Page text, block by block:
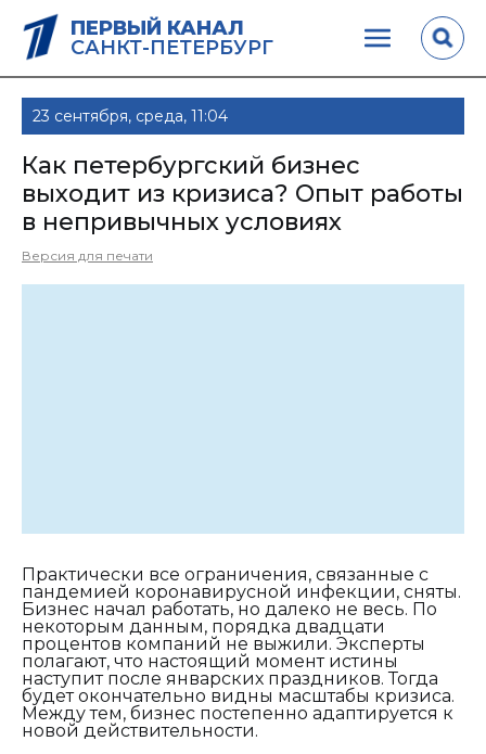
ПЕРВЫЙ КАНАЛ
САНКТ-ПЕТЕРБУРГ
23 сентября, среда, 11:04
Как петербургский бизнес
выходит из кризиса? Опыт работы
в непривычных условиях
Версия для печати
Практически все ограничения, связанные с
пандемией коронавирусной инфекции, сняты.
Бизнес начал работать, но далеко не весь. По
некоторым данным, порядка двадцати
процентов компаний не выжили. Эксперты
полагают, что настоящий момент истины
наступит после январских праздников. Тогда
будет окончательно видны масштабы кризиса.
Между тем, бизнес постепенно адаптируется к
новой действительности.